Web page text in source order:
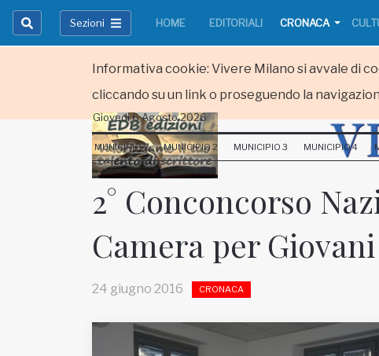
Informativa cookie: Vivere Milano si avvale di
cliccando su un link o proseguendo la
Sezioni HOME EDITORIALI CRONACA
Inviateci le vostre segnalazioni
Iscriviti alla newsletter
Fondato e diretto da Enzo De
Giovedi 6 Agosto 2026
MUNICIPIO 1 MUNICIPIO 2 MUNICIPIO 3 MUNICIPIO 4
2° Conconcorso
Camera per
24 giugno 2016 CRONACA